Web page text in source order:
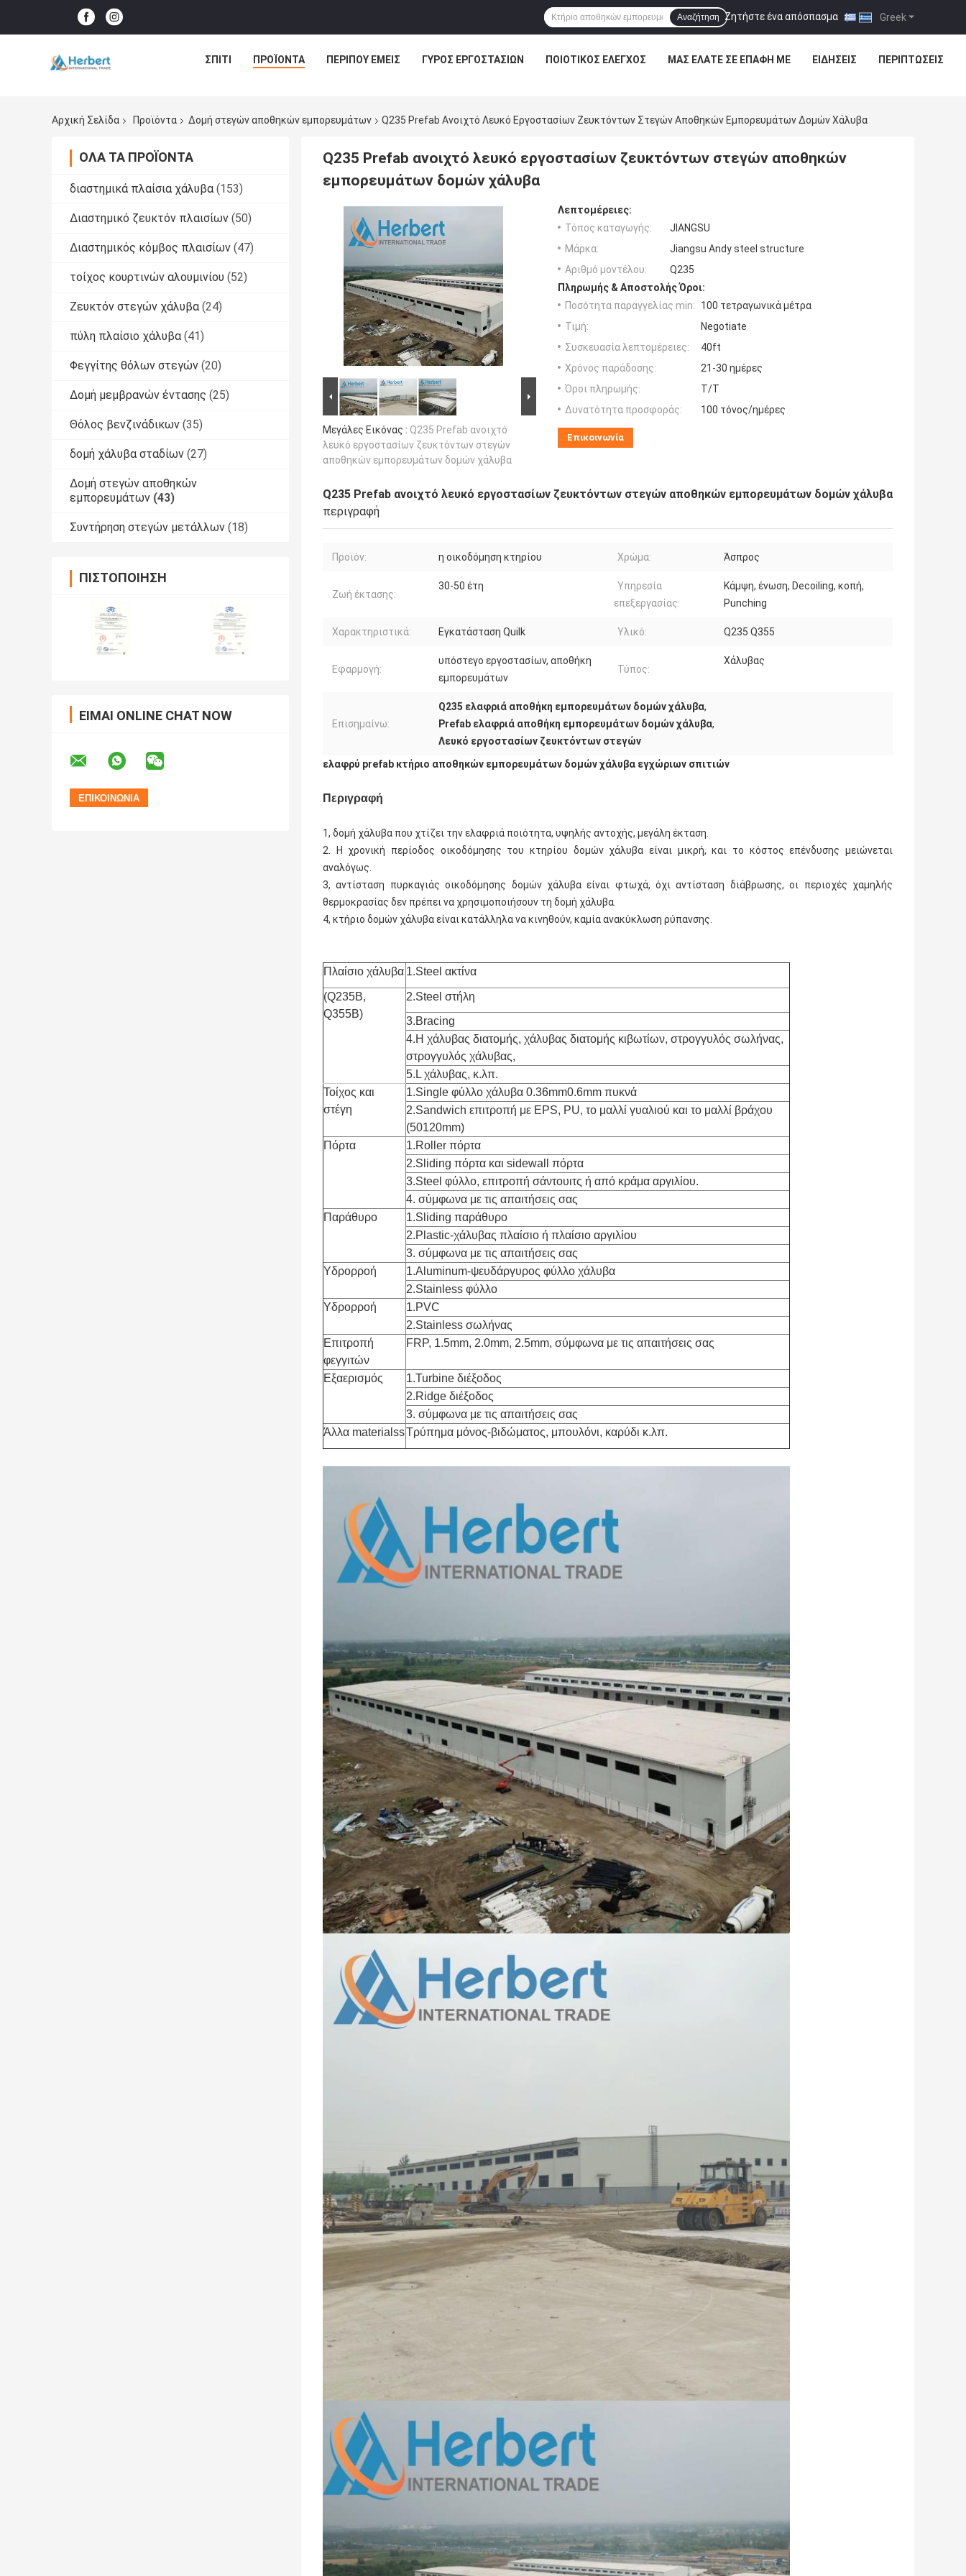
Greek
Ζητήστε ένα απόσπασμα |
Αναζήτηση
ΣΠΊΤΙ ΠΡΟΪΌΝΤΑ ΠΕΡΊΠΟΥ ΕΜΕΊΣ ΓΎΡΟΣ ΕΡΓΟΣΤΑΣΊΩΝ ΠΟΙΟΤΙΚΌΣ ΈΛΕΓΧΟΣ ΜΑΣ ΕΛΆΤΕ ΣΕ ΕΠΑΦΉ ΜΕ ΕΙΔΉΣΕΙΣ ΠΕΡΙΠΤΏΣΕΙΣ
Αρχική Σελίδα Προϊόντα Δομή στεγών αποθηκών εμπορευμάτων Q235 Prefab Ανοιχτό Λευκό Εργοστασίων Ζευκτόντων Στεγών Αποθηκών Εμπορευμάτων Δομών Χάλυβα
ΌΛΑ ΤΑ ΠΡΟΪΌΝΤΑ
διαστημικά πλαίσια χάλυβα (153)
Διαστημικό ζευκτόν πλαισίων (50)
Διαστημικός κόμβος πλαισίων (47)
τοίχος κουρτινών αλουμινίου (52)
Ζευκτόν στεγών χάλυβα (24)
πύλη πλαίσιο χάλυβα (41)
Φεγγίτης θόλων στεγών (20)
Δομή μεμβρανών έντασης (25)
Θόλος βενζινάδικων (35)
δομή χάλυβα σταδίων (27)
Δομή στεγών αποθηκών
εμπορευμάτων (43)
Συντήρηση στεγών μετάλλων (18)
ΠΙΣΤΟΠΟΊΗΣΗ
ΕΊΜΑΙ ONLINE CHAT NOW
Q235 Prefab ανοιχτό λευκό εργοστασίων ζευκτόντων στεγών αποθηκών
εμπορευμάτων δομών χάλυβα
Μεγάλες Εικόνας : Q235 Prefab ανοιχτό
λευκό εργοστασίων ζευκτόντων στεγών
αποθηκών εμπορευμάτων δομών χάλυβα
Λεπτομέρειες:
Τόπος καταγωγής:
JIANGSU
Μάρκα:
Jiangsu Andy steel structure
Αριθμό μοντέλου:
Q235
Πληρωμής & Αποστολής Όροι:
Ποσότητα παραγγελίας min:
100 τετραγωνικά μέτρα
Τιμή:
Negotiate
Συσκευασία λεπτομέρειες:
40ft
Χρόνος παράδοσης:
21-30 ημέρες
Όροι πληρωμής:
T/T
Δυνατότητα προσφοράς:
100 τόνος/ημέρες
Επικοινωνία
Q235 Prefab ανοιχτό λευκό εργοστασίων ζευκτόντων στεγών αποθηκών εμπορευμάτων δομών χάλυβα
περιγραφή
Προϊόν: η οικοδόμηση κτηρίου Χρώμα: Άσπρος
Ζωή έκτασης:
30-50 έτη
Υπηρεσία
επεξεργασίας:
Κάμψη, ένωση, Decoiling, κοπή,
Punching
Χαρακτηριστικά: Εγκατάσταση Quilk Υλικό: Q235 Q355
Εφαρμογή:
υπόστεγο εργοστασίων, αποθήκη
εμπορευμάτων
Τύπος:
Χάλυβας
Επισημαίνω:
Q235 ελαφριά αποθήκη εμπορευμάτων δομών χάλυβα,
Prefab ελαφριά αποθήκη εμπορευμάτων δομών χάλυβα,
Λευκό εργοστασίων ζευκτόντων στεγών
ελαφρύ prefab κτήριο αποθηκών εμπορευμάτων δομών χάλυβα εγχώριων σπιτιών
Περιγραφή
1, δομή χάλυβα που χτίζει την ελαφριά ποιότητα, υψηλής αντοχής, μεγάλη έκταση.
2. Η χρονική περίοδος οικοδόμησης του κτηρίου δομών χάλυβα είναι μικρή, και το κόστος επένδυσης μειώνεται
αναλόγως.
3, αντίσταση πυρκαγιάς οικοδόμησης δομών χάλυβα είναι φτωχά, όχι αντίσταση διάβρωσης, οι περιοχές χαμηλής
θερμοκρασίας δεν πρέπει να χρησιμοποιήσουν τη δομή χάλυβα.
4, κτήριο δομών χάλυβα είναι κατάλληλα να κινηθούν, καμία ανακύκλωση ρύπανσης.
Πλαίσιο χάλυβα 1.Steel ακτίνα
(Q235B,
Q355B)
2.Steel στήλη
3.Bracing
4.H χάλυβας διατομής, χάλυβας διατομής κιβωτίων, στρογγυλός σωλήνας,
στρογγυλός χάλυβας,
5.L χάλυβας, κ.λπ.
Τοίχος και
στέγη
1.Single φύλλο χάλυβα 0.36mm0.6mm πυκνά
2.Sandwich επιτροπή με EPS, PU, το μαλλί γυαλιού και το μαλλί βράχου
(50120mm)
Πόρτα
1.Roller πόρτα
2.Sliding πόρτα και sidewall πόρτα
3.Steel φύλλο, επιτροπή σάντουιτς ή από κράμα αργιλίου.
4. σύμφωνα με τις απαιτήσεις σας
Παράθυρο
1.Sliding παράθυρο
2.Plastic-χάλυβας πλαίσιο ή πλαίσιο αργιλίου
3. σύμφωνα με τις απαιτήσεις σας
Υδρορροή
1.Aluminum-ψευδάργυρος φύλλο χάλυβα
2.Stainless φύλλο
Υδρορροή
1.PVC
2.Stainless σωλήνας
Επιτροπή
φεγγιτών
FRP, 1.5mm, 2.0mm, 2.5mm, σύμφωνα με τις απαιτήσεις σας
Εξαερισμός
1.Turbine διέξοδος
2.Ridge διέξοδος
3. σύμφωνα με τις απαιτήσεις σας
Άλλα materialssΤρύπημα μόνος-βιδώματος, μπουλόνι, καρύδι κ.λπ.